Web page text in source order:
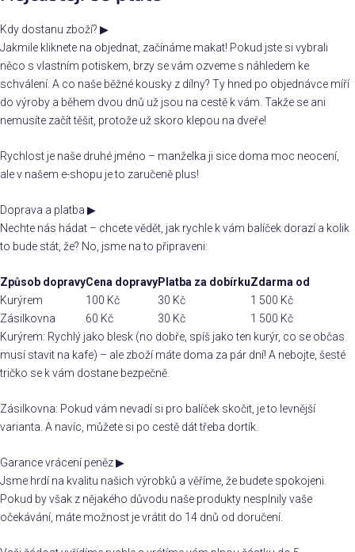
Kdy dostanu zboží? ▶
Jakmile kliknete na objednat, začínáme makat! Pokud jste si vybrali
něco s vlastním potiskem, brzy se vám ozveme s náhledem ke
schválení. A co naše běžné kousky z dílny? Ty hned po objednávce míří
do výroby a během dvou dnů už jsou na cestě k vám. Takže se ani
nemusíte začít těšit, protože už skoro klepou na dveře!
Rychlost je naše druhé jméno – manželka ji sice doma moc neocení,
ale v našem e-shopu je to zaručeně plus!
Doprava a platba ▶
Nechte nás hádat – chcete vědět, jak rychle k vám balíček dorazí a kolik
to bude stát, že? No, jsme na to připraveni:
Způsob dopravyCena dopravyPlatba za dobírkuZdarma od
Kurýrem
100 Kč 30 Kč
1 500 Kč
Zásilkovna
60 Kč 30 Kč
1 500 Kč
Kurýrem: Rychlý jako blesk (no dobře, spíš jako ten kurýr, co se občas
musí stavit na kafe) – ale zboží máte doma za pár dní! A nebojte, šesté
tričko se k vám dostane bezpečně.
Zásilkovna: Pokud vám nevadí si pro balíček skočit, je to levnější
varianta. A navíc, můžete si po cestě dát třeba dortík.
Garance vrácení peněz▶
Jsme hrdí na kvalitu našich výrobků a věříme, že budete spokojeni.
Pokud by však z nějakého důvodu naše produkty nesplnily vaše
očekávání, máte možnost je vrátit do 14 dnů od doručení.